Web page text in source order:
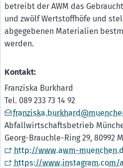
betreibt der AWM das
und zwölf Wertstoffhöfe und
abgegebenen Materialien
werden.
Kontakt:
Franziska Burkhard
Tel. 089 233 73 14 92
Abfallwirtschaftsbetrieb
Georg-Brauchle-Ring 29, 80992
http://www.awm-
https://www.instagram.com/